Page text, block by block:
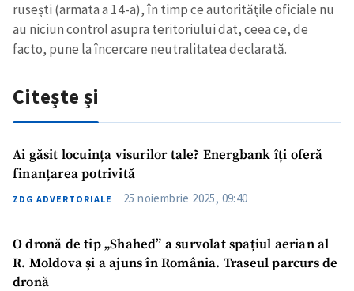
rusești (armata a 14-a), în timp ce autoritățile oficiale nu
au niciun control asupra teritoriului dat, ceea ce, de
facto, pune la încercare neutralitatea declarată.
Citește și
Ai găsit locuința visurilor tale? Energbank îți oferă
finanțarea potrivită
ZDG ADVERTORIALE 25 noiembrie 2025, 09:40
O dronă de tip „Shahed” a survolat spațiul aerian al
R. Moldova și a ajuns în România. Traseul parcurs de
dronă